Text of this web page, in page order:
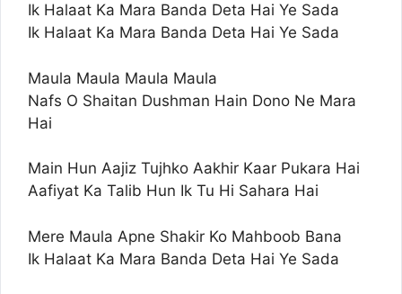
Ik Halaat Ka Mara Banda Deta Hai Ye Sada
Ik Halaat Ka Mara Banda Deta Hai Ye Sada
Maula Maula Maula Maula
Nafs O Shaitan Dushman Hain Dono Ne Mara
Hai
Main Hun Aajiz Tujhko Aakhir Kaar Pukara Hai
Aafiyat Ka Talib Hun Ik Tu Hi Sahara Hai
Mere Maula Apne Shakir Ko Mahboob Bana
Ik Halaat Ka Mara Banda Deta Hai Ye Sada